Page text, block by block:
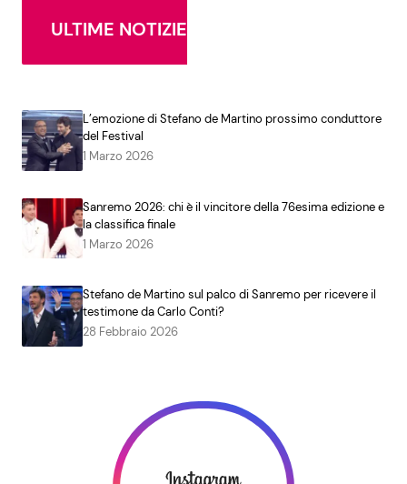
ULTIME NOTIZIE
L’emozione di Stefano de Martino prossimo conduttore
del Festival
1 Marzo 2026
Sanremo 2026: chi è il vincitore della 76esima edizione e
la classifica finale
1 Marzo 2026
Stefano de Martino sul palco di Sanremo per ricevere il
testimone da Carlo Conti?
28 Febbraio 2026